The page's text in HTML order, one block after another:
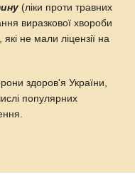
(ліки проти травних
виразкової хвороби
не мали ліцензії на
здоров'я України,
популярних